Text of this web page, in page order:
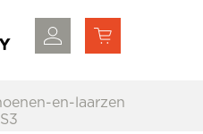
en-laarzen